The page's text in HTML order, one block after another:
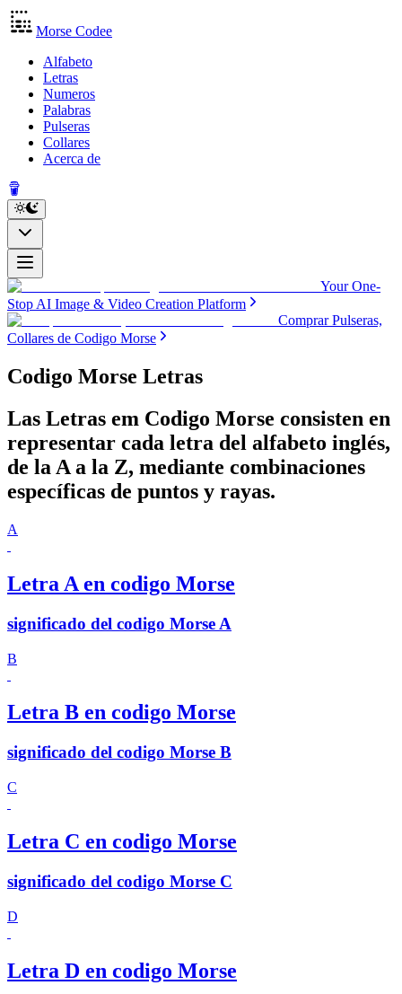
Morse Codee
Alfabeto
Letras
Numeros
Palabras
Pulseras
Collares
Acerca de
Your One-
Stop AI Image & Video Creation Platform
Comprar Pulseras,
Collares de Codigo Morse
Codigo Morse Letras
Las Letras em Codigo Morse consisten en
representar cada letra del alfabeto inglés,
de la A a la Z, mediante combinaciones
específicas de puntos y rayas.
A
Letra A en codigo Morse
significado del codigo Morse A
B
Letra B en codigo Morse
significado del codigo Morse B
C
Letra C en codigo Morse
significado del codigo Morse C
D
Letra D en codigo Morse